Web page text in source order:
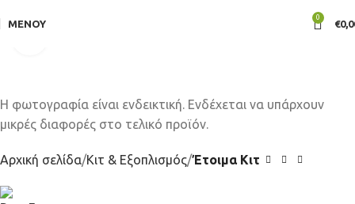
ΜΕΝΟΎ
0
€
Αρχική σελίδα Κιτ & Εξοπλισμός Έτοιμα Κιτ